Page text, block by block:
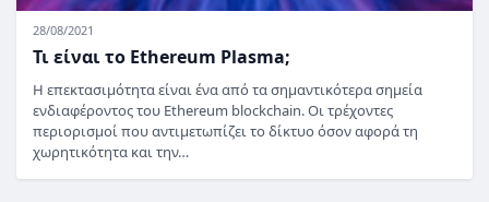
28/08/2021
Τι είναι το Ethereum Plasma;
Η επεκτασιμότητα είναι ένα από τα σημαντικότερα σημεία
ενδιαφέροντος του Ethereum blockchain. Οι τρέχοντες
περιορισμοί που αντιμετωπίζει το δίκτυο όσον αφορά τη
χωρητικότητα και την…